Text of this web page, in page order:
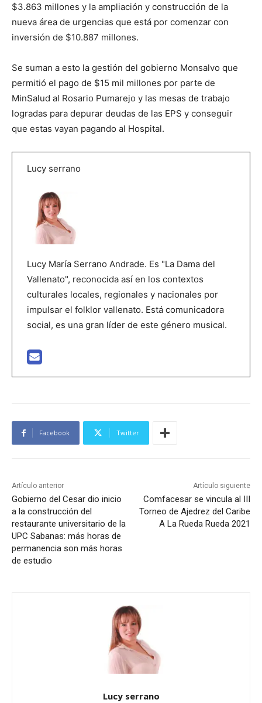
$3.863 millones y la ampliación y construcción de la
nueva área de urgencias que está por comenzar con
inversión de $10.887 millones.
Se suman a esto la gestión del gobierno Monsalvo que
permitió el pago de $15 mil millones por parte de
MinSalud al Rosario Pumarejo y las mesas de trabajo
logradas para depurar deudas de las EPS y conseguir
que estas vayan pagando al Hospital.
Lucy serrano
Lucy María Serrano Andrade. Es "La Dama del
Vallenato", reconocida así en los contextos
culturales locales, regionales y nacionales por
impulsar el folklor vallenato. Está comunicadora
social, es una gran líder de este género musical.
Facebook Twitter
Artículo anterior
Gobierno del Cesar dio inicio
a la construcción del
restaurante universitario de la
UPC Sabanas: más horas de
permanencia son más horas
de estudio
Artículo siguiente
Comfacesar se vincula al III
Torneo de Ajedrez del Caribe
A La Rueda Rueda 2021
Lucy serrano